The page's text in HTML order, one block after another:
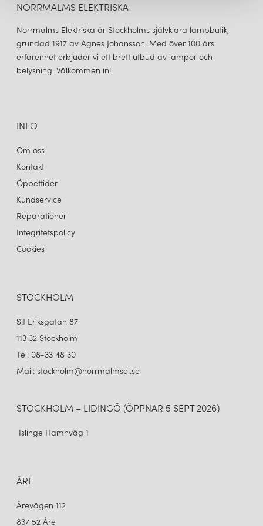
NORRMALMS ELEKTRISKA
Norrmalms Elektriska är Stockholms självklara lampbutik,
grundad 1917 av Agnes Johansson. Med över 100 års
erfarenhet erbjuder vi ett brett utbud av lampor och
belysning. Välkommen in!
INFO
Om oss
Kontakt
Öppettider
Kundservice
Reparationer
Integritetspolicy
Cookies
STOCKHOLM
S:t Eriksgatan 87
113 32 Stockholm
Tel: 08-33 48 30
Mail: stockholm@norrmalmsel.se
STOCKHOLM – LIDINGÖ (ÖPPNAR 5 SEPT 2026)
Islinge Hamnväg 1
ÅRE
Årevägen 112
837 52 Åre